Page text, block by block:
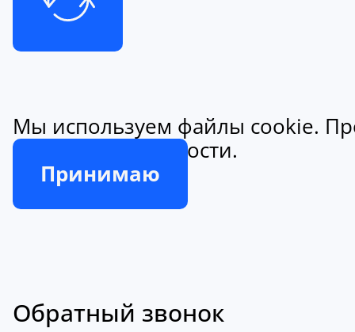
Мы используем файлы cookie.
конфиденциальности.
Принимаю
Обратный звонок